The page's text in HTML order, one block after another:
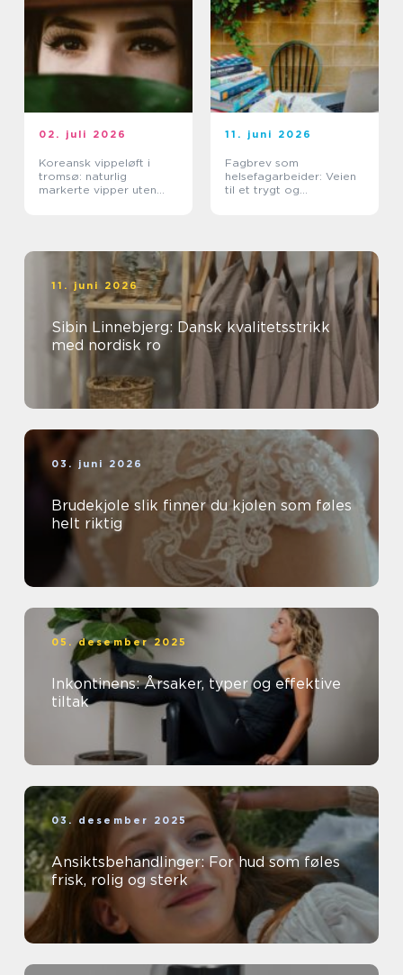
02. juli 2026
Koreansk vippeløft i
tromsø: naturlig
markerte vipper uten
11. juni 2026
Fagbrev som
helsefagarbeider: Veien
til et trygt og
11. juni 2026
Sibin Linnebjerg: Dansk kvalitetsstrikk
med nordisk ro
03. juni 2026
Brudekjole slik finner du kjolen som føles
helt riktig
05. desember 2025
Inkontinens: Årsaker, typer og effektive
tiltak
03. desember 2025
Ansiktsbehandlinger: For hud som føles
frisk, rolig og sterk